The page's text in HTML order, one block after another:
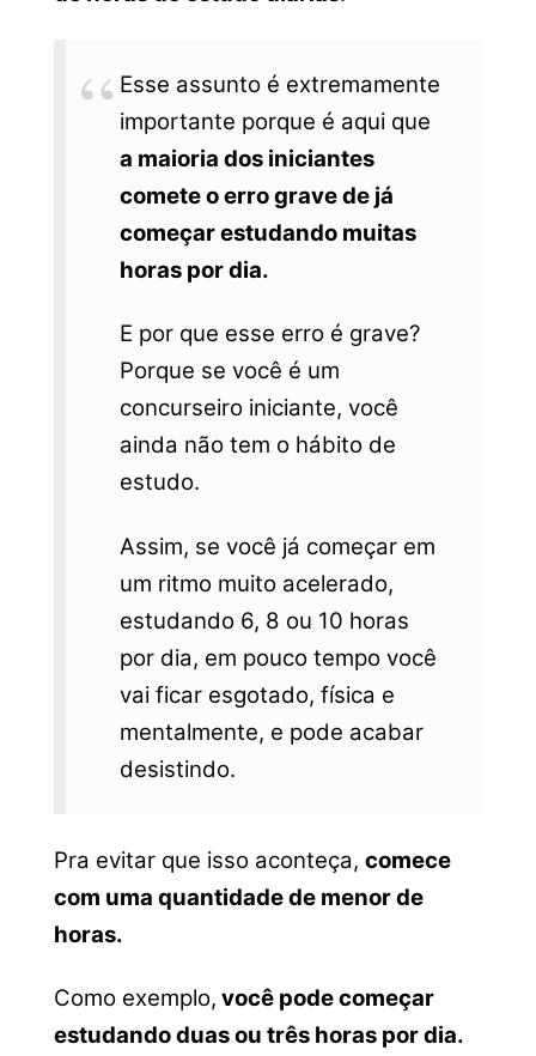
Esse assunto é extremamente
importante porque é aqui que
a maioria dos iniciantes
comete o erro grave de já
começar estudando muitas
horas por dia.
E por que esse erro é grave?
Porque se você é um
concurseiro iniciante, você
ainda não tem o hábito de
estudo.
Assim, se você já começar em
um ritmo muito acelerado,
estudando 6, 8 ou 10 horas
por dia, em pouco tempo você
vai ficar esgotado, física e
mentalmente, e pode acabar
desistindo.
Pra evitar que isso aconteça, comece
com uma quantidade de menor de
horas.
Como exemplo, você pode começar
estudando duas ou três horas por dia.